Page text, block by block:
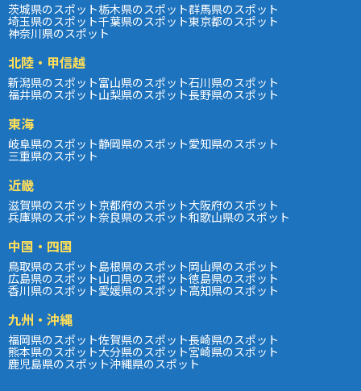
茨城県のスポット栃木県のスポット群馬県のスポット
埼玉県のスポット千葉県のスポット東京都のスポット
神奈川県のスポット
北陸・甲信越
新潟県のスポット富山県のスポット石川県のスポット
福井県のスポット山梨県のスポット長野県のスポット
東海
岐阜県のスポット静岡県のスポット愛知県のスポット
三重県のスポット
近畿
滋賀県のスポット京都府のスポット大阪府のスポット
兵庫県のスポット奈良県のスポット和歌山県のスポット
中国・四国
鳥取県のスポット島根県のスポット岡山県のスポット
広島県のスポット山口県のスポット徳島県のスポット
香川県のスポット愛媛県のスポット高知県のスポット
九州・沖縄
福岡県のスポット佐賀県のスポット長崎県のスポット
熊本県のスポット大分県のスポット宮崎県のスポット
鹿児島県のスポット沖縄県のスポット